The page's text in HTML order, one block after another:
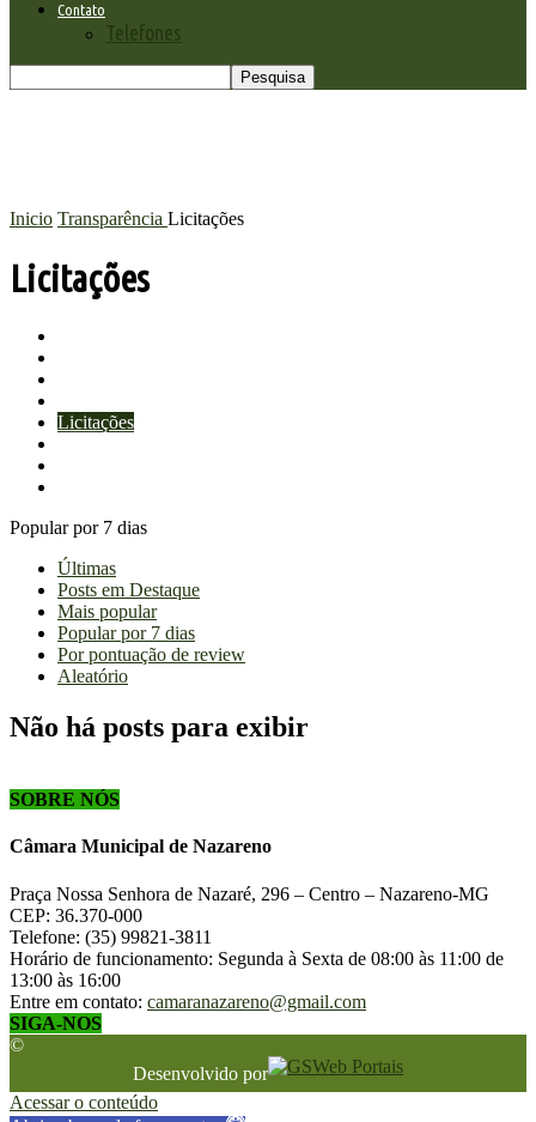
Contato
Telefones
Inicio Transparência Licitações
Licitações
Licitações
Popular por 7 dias
Últimas
Posts em Destaque
Mais popular
Popular por 7 dias
Por pontuação de review
Aleatório
Não há posts para exibir
SOBRE NÓS
Câmara Municipal de Nazareno
Praça Nossa Senhora de Nazaré, 296 – Centro – Nazareno-MG
CEP: 36.370-000
Telefone: (35) 99821-3811
Horário de funcionamento: Segunda à Sexta de 08:00 às 11:00 de
13:00 às 16:00
Entre em contato: camaranazareno@gmail.com
SIGA-NOS
©
Desenvolvido por
Acessar o conteúdo